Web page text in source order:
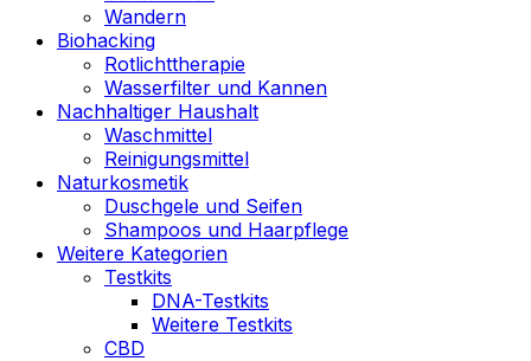
Wandern
Biohacking
Rotlichttherapie
Wasserfilter und Kannen
Nachhaltiger Haushalt
Waschmittel
Reinigungsmittel
Naturkosmetik
Duschgele und Seifen
Shampoos und Haarpflege
Weitere Kategorien
Testkits
DNA-Testkits
Weitere Testkits
CBD